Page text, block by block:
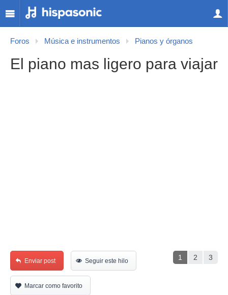
Foros Música e instrumentos Pianos y órganos
El piano mas ligero para viajar
1 2 3
Enviar post Seguir este hilo
Marcar como favorito